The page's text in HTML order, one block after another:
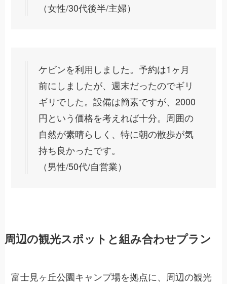
（女性/30代後半/主婦）
ケビンを利用しました。予約は1ヶ月
前にしましたが、週末だったのでギリ
ギリでした。設備は簡素ですが、2000
円という価格を考えれば十分。周囲の
自然が素晴らしく、特に朝の散歩が気
持ち良かったです。
（男性/50代/自営業）
周辺の観光スポットと組み合わせプラン
富士見ヶ丘公園キャンプ場を拠点に、周辺の観光